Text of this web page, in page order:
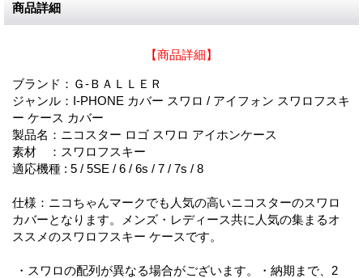
商品詳細
【商品詳細】
ブランド：Ｇ-ＢＡＬＬＥＲ
ジャンル：I-PHONE カバー スワロ / アイフォン スワロフスキ
ー ケース カバー
製品名：ニコスター ロゴ スワロ アイホンケース
素材 ：スワロフスキー
適応機種 : 5 / 5SE / 6 / 6s / 7 / 7s / 8
仕様：ニコちゃんマークでも人気の高いニコスターのスワロ
カバーとなります。メンズ・レディース共に人気の集まるオ
ススメのスワロフスキー ケースです。
・スワロの配列が異なる場合がございます。・納期まで、2